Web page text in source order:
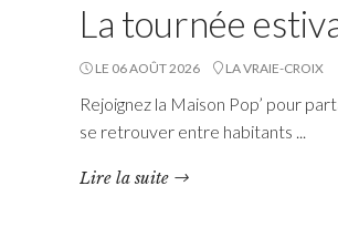
citoyen pour les
La tournée
LE 06 AOÛT 2026 LA VRAIE-CROIX
Rejoignez la Maison Pop’ pour
se retrouver entre habitants ...
Lire la suite